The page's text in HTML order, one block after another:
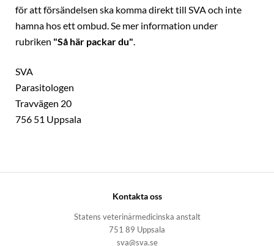
för att försändelsen ska komma direkt till SVA och inte
hamna hos ett ombud. Se mer information under
rubriken "Så här packar du"
SVA
Parasitologen
Travvägen 20
756 51 Uppsala
Kontakta oss
Statens veterinärmedicinska anstalt
751 89 Uppsala
sva@sva.se